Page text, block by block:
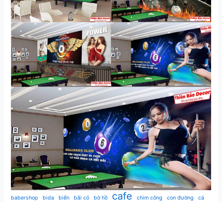
babershop bida biển bãi cỏ bờ hồ cafe chim công con đường
cá